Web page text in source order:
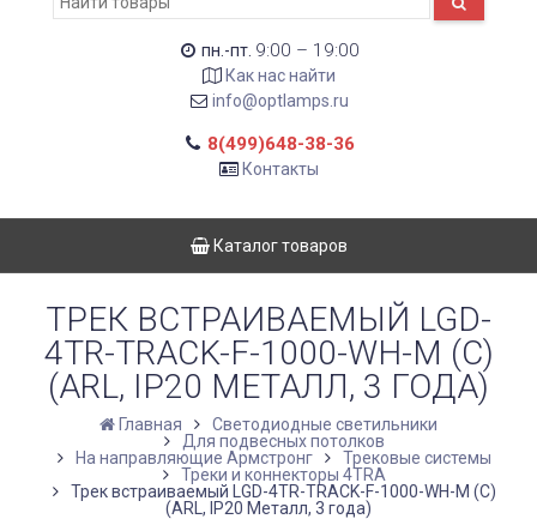
пн.-пт. 9:00 – 19:00
Как нас найти
info@optlamps.ru
8(499)648-38-36
Контакты
Каталог товаров
ТРЕК ВСТРАИВАЕМЫЙ LGD-
4TR-TRACK-F-1000-WH-M (C)
(ARL, IP20 МЕТАЛЛ, 3 ГОДА)
Главная
Светодиодные светильники
Для подвесных потолков
На направляющие Армстронг
Трековые системы
Треки и коннекторы 4TRA
Трек встраиваемый LGD-4TR-TRACK-F-1000-WH-M (C)
(ARL, IP20 Металл, 3 года)